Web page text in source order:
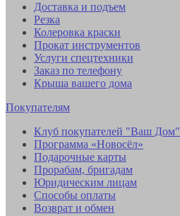
Доставка и подъем
Резка
Колеровка краски
Прокат инструментов
Услуги спецтехники
Заказ по телефону
Крыша вашего дома
Покупателям
Клуб покупателей "Ваш Дом"
Программа «Новосёл»
Подарочные карты
Прорабам, бригадам
Юридическим лицам
Способы оплаты
Возврат и обмен